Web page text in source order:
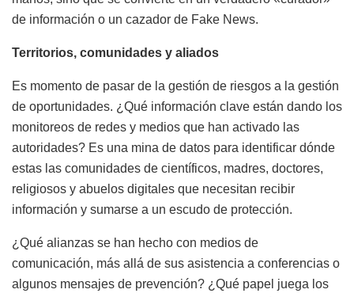
de información o un cazador de Fake News.
Territorios, comunidades y aliados
Es momento de pasar de la gestión de riesgos a la gestión
de oportunidades. ¿Qué información clave están dando los
monitoreos de redes y medios que han activado las
autoridades? Es una mina de datos para identificar dónde
estas las comunidades de científicos, madres, doctores,
religiosos y abuelos digitales que necesitan recibir
información y sumarse a un escudo de protección.
¿Qué alianzas se han hecho con medios de
comunicación, más allá de sus asistencia a conferencias o
algunos mensajes de prevención? ¿Qué papel juega los